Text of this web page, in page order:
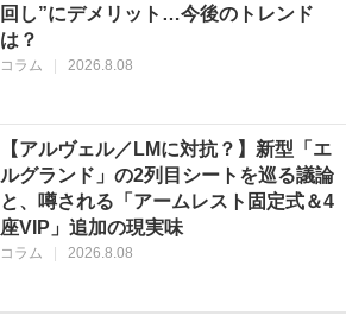
回し”にデメリット…今後のトレンド
は？
コラム 2026.8.08
【アルヴェル／LMに対抗？】新型「エ
ルグランド」の2列目シートを巡る議論
と、噂される「アームレスト固定式＆4
座VIP」追加の現実味
コラム 2026.8.08